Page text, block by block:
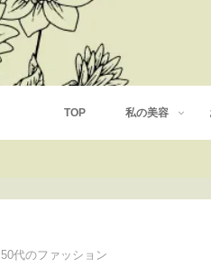
TOP 私の美容
50代のファッション